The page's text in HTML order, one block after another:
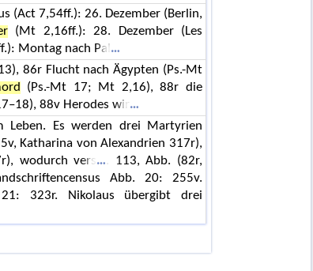
(Act 7,54ff.): 26. Dezember (Berlin,
(Mt 2,16ff.): 28. Dezember (Les
Montag nach Pal
86r Flucht nach Ägypten (Ps.-Mt
(Ps.-Mt 17; Mt 2,16), 88r die
88v Herodes wir
Leben. Es werden drei Martyrien
Katharina von Alexandrien 317r),
wodurch vers
. 113, Abb. (82r,
Abb. 20: 255v.
323r. Nikolaus übergibt drei